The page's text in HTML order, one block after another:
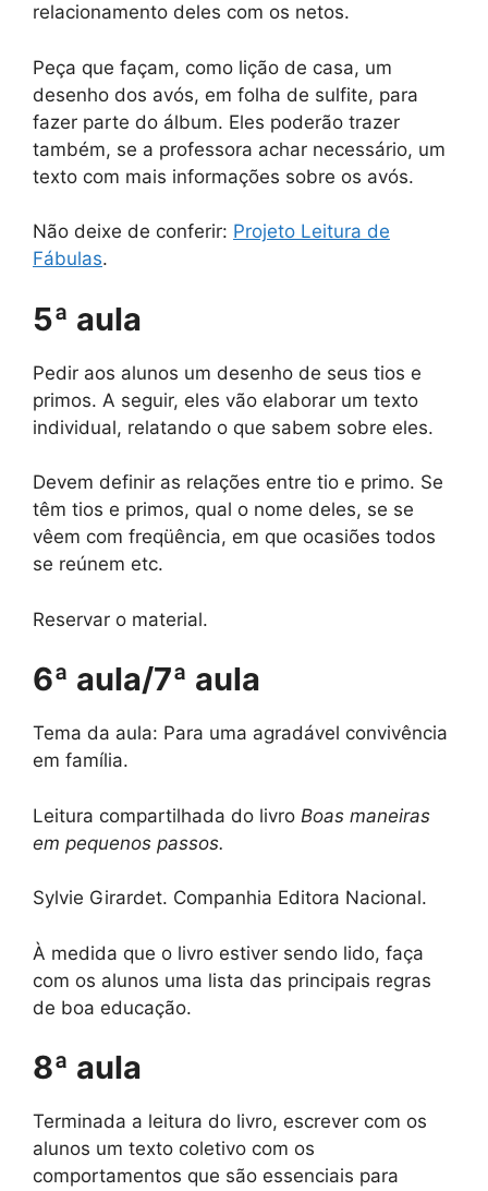
relacionamento deles com os netos.
Peça que façam, como lição de casa, um
desenho dos avós, em folha de sulfite, para
fazer parte do álbum. Eles poderão trazer
também, se a professora achar necessário, um
texto com mais informações sobre os avós.
Não deixe de conferir: Projeto Leitura de
Fábulas.
5ª aula
Pedir aos alunos um desenho de seus tios e
primos. A seguir, eles vão elaborar um texto
individual, relatando o que sabem sobre eles.
Devem definir as relações entre tio e primo. Se
têm tios e primos, qual o nome deles, se se
vêem com freqüência, em que ocasiões todos
se reúnem etc.
Reservar o material.
6ª aula/7ª aula
Tema da aula: Para uma agradável convivência
em família.
Leitura compartilhada do livro Boas maneiras
em pequenos passos.
Sylvie Girardet. Companhia Editora Nacional.
À medida que o livro estiver sendo lido, faça
com os alunos uma lista das principais regras
de boa educação.
8ª aula
Terminada a leitura do livro, escrever com os
alunos um texto coletivo com os
comportamentos que são essenciais para